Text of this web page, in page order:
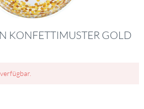
KONFETTIMUSTER GOLD